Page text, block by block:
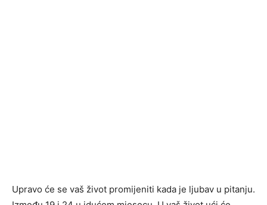
Upravo će se vaš život promijeniti kada je ljubav u pitanju.